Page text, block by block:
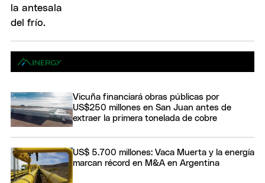
Vicuña financiará obras públicas por
US$250 millones en San Juan antes de
extraer la primera tonelada de cobre
US$ 5.700 millones: Vaca Muerta y la energía
marcan récord en M&A en Argentina